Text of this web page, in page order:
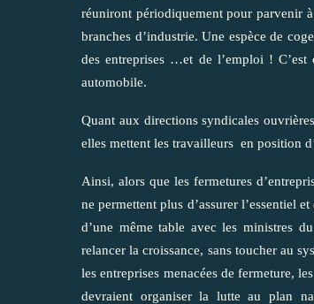
réuniront périodiquement pour parvenir
branches d’industrie. Une espèce de
des entreprises …et de l’emploi ! C’est
automobile.
Quant aux directions syndicales
elles mettent les travailleurs en position
Ainsi, alors que les fermetures
ne permettent plus d’assurer l’essentiel
d’une même table avec les ministres
relancer la croissance, sans toucher au
les entreprises menacées de fermeture,
devraient organiser la lutte au plan